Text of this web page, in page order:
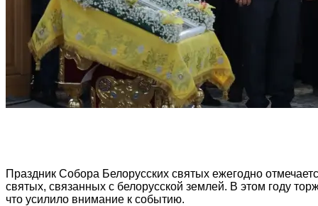
Праздник Собора Белорусских святых ежегодно
святых, связанных с белорусской землей. В этом году
что усилило внимание к событию.